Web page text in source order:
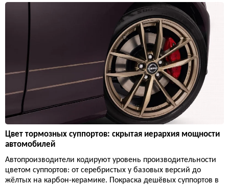
Цвет тормозных суппортов: скрытая иерархия мощности
автомобилей
Автопроизводители кодируют уровень производительности
цветом суппортов: от серебристых у базовых версий до
жёлтых на карбон-керамике. Покраска дешёвых суппортов в